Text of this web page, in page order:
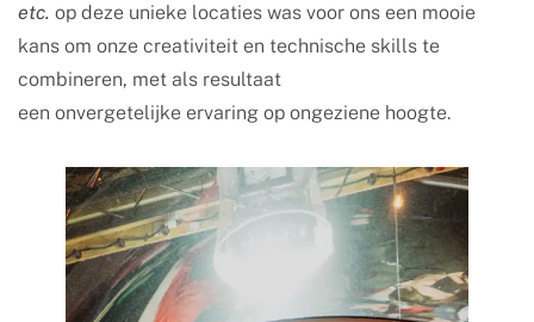
etc. op deze unieke locaties was voor ons een mooie
kans om onze creativiteit en technische skills te
combineren, met als resultaat
een onvergetelijke ervaring op ongeziene hoogte.